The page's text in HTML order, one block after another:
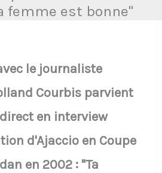
femme est bonne"
le journaliste
Courbis parvient
en interview
d'Ajaccio en Coupe
en 2002 : "Ta